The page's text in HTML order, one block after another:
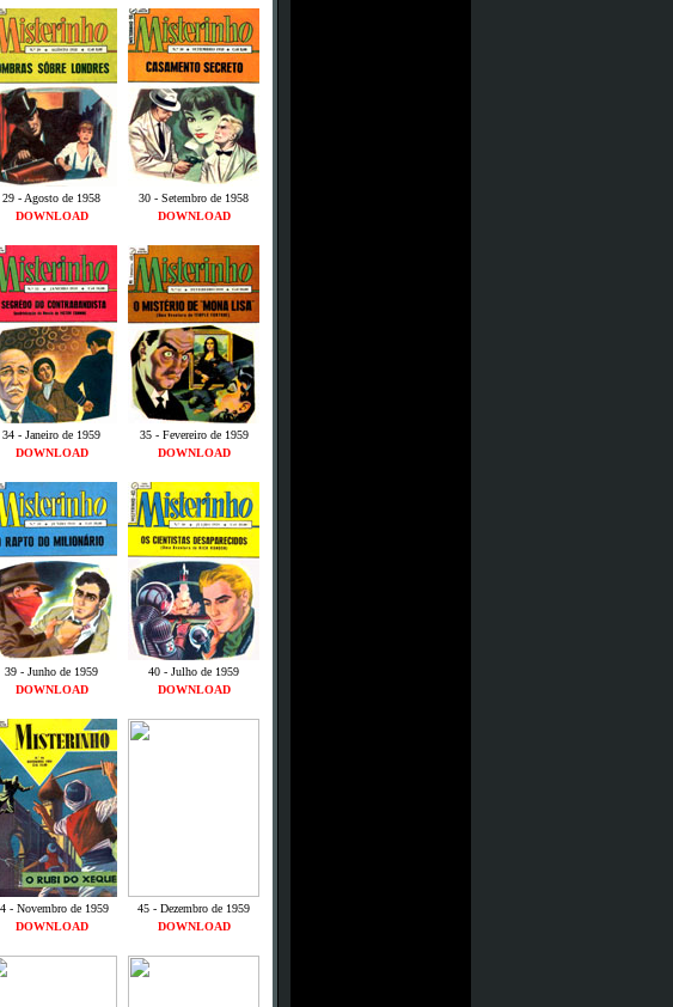
29 - Agosto de 1958
30 - Setembro de 1958
DOWNLOAD DOWNLOAD
34 - Janeiro de 1959
35 - Fevereiro de 1959
DOWNLOAD DOWNLOAD
39 - Junho de 1959
40 - Julho de 1959
DOWNLOAD DOWNLOAD
- Novembro de 1959
45 - Dezembro de 1959
DOWNLOAD DOWNLOAD